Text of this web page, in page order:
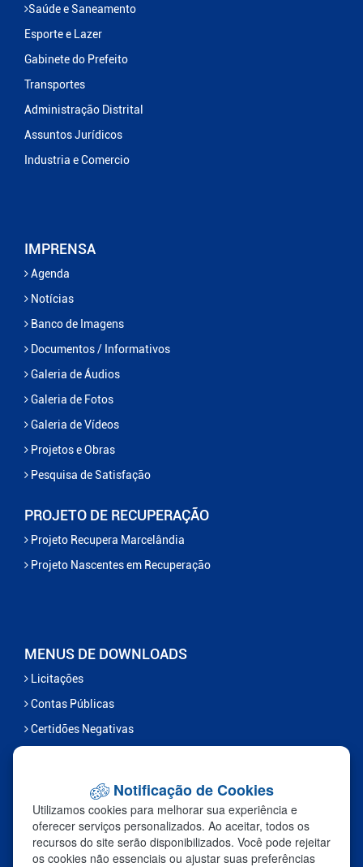
Saúde e Saneamento
Esporte e Lazer
Gabinete do Prefeito
Transportes
Administração Distrital
Assuntos Jurídicos
Industria e Comercio
IMPRENSA
Agenda
Notícias
Banco de Imagens
Documentos / Informativos
Galeria de Áudios
Galeria de Fotos
Galeria de Vídeos
Projetos e Obras
Pesquisa de Satisfação
PROJETO DE RECUPERAÇÃO
Projeto Recupera Marcelândia
Projeto Nascentes em Recuperação
MENUS DE DOWNLOADS
Licitações
Contas Públicas
Certidões Negativas
FALE CONOSCO
Ouvidoria
Fale Com a Prefeitura
Notificação de Cookies
Utilizamos cookies para melhorar sua experiência e
oferecer serviços personalizados. Ao aceitar, todos os
recursos do site serão disponibilizados. Você pode rejeitar
os cookies não essenciais ou ajustar suas preferências